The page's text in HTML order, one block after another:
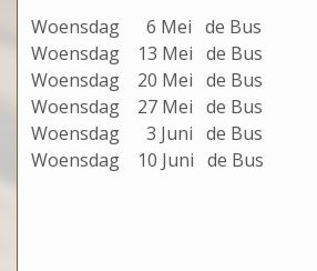
Woensdag 6 Mei de Bus
Woensdag 13 Mei de Bus
Woensdag 20 Mei de Bus
Woensdag 27 Mei de Bus
Woensdag 3 Juni de Bus
Woensdag 10 Juni de Bus